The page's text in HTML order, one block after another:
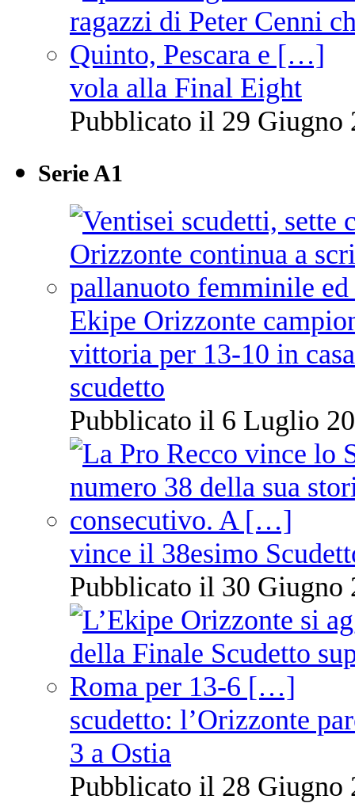
vola alla Final Eight
Pubblicato il 29 Giugno
Serie A1
Ekipe Orizzonte
vittoria per 13-10 in
scudetto
Pubblicato il 6 Luglio
vince il 38esimo
Pubblicato il 30 Giugno
scudetto: l’Orizzonte
3 a Ostia
Pubblicato il 28 Giugno